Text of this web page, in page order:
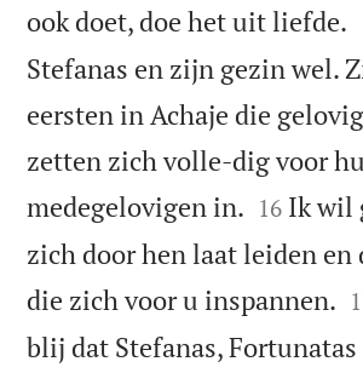
ook doet, doe het uit liefde.
Stefanas en zijn gezin wel.
eersten in Achaje die
zetten zich volle-dig voor
medegelovigen in. 

16 Ik wil
zich door hen laat leiden en
die zich voor u inspannen. 
blij dat Stefanas, Fortunatas